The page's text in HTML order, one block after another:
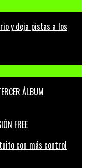
y deja pistas a los
ÁLBUM
con más control